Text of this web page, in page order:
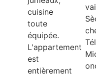
cuisine
toute
équipée.
L'appartement
est
entièrement